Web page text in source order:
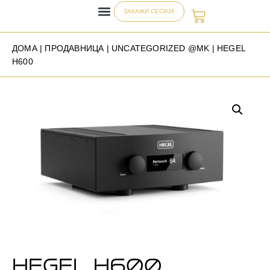
ЗАКАЖИ СЕСИЈА
ДОМА| ПРОДАВНИЦА | UNCATEGORIZED @MK | HEGEL
H600